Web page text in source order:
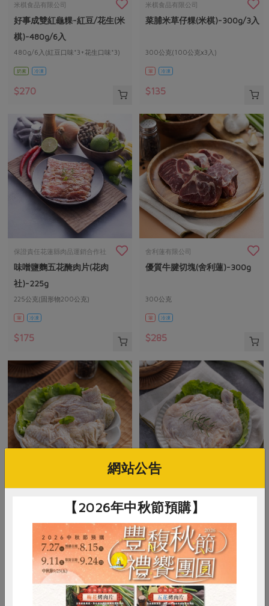
米棋食品有限公司
好事成雙紅龜粿-紅豆/花生(米
棋)-480g/6入
480g/6入(紅豆口味*3+花生口味*3)
奶素 冷凍
$270
米棋食品有限公司
菜脯米草仔粿(米棋)-300g/3入
300公克(100公克x3入)
葷 冷凍
$135
保證責任花蓮縣肉品運銷合作社
味噌鹽麴五花醃肉片(花肉
社)-225g
225公克(固形物200公克)
葷 冷凍
$175
舍利蓮有限公司
優質牛腱切塊(舍利蓮)-300g
300公克
葷 冷凍
$285
泰式香茅醃漬雞腿排(御
正)-200g/包
$128
經典原味醃漬雞腿排(御
正)-200g/包
200公克
葷 冷凍
$128
網站公告
【2026年中秋節預購】